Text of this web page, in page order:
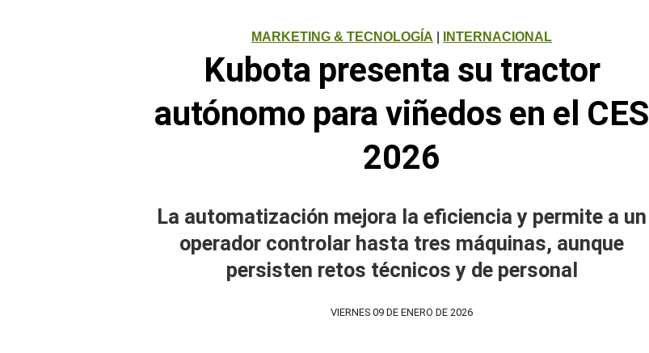
MARKETING & TECNOLOGÍA INTERNACIONAL
Kubota presenta su tractor
autónomo para viñedos en el CES
2026
La automatización mejora la eficiencia y permite a un
operador controlar hasta tres máquinas, aunque
persisten retos técnicos y de personal
VIERNES 09 DE ENERO DE 2026